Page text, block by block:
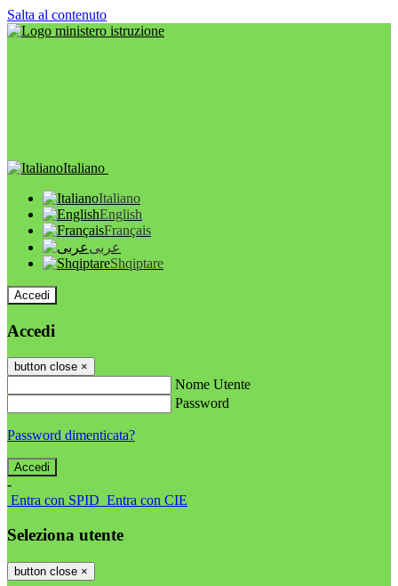
Salta al contenuto
Italiano
Italiano
English
Français
عربى
Shqiptare
Accedi
Accedi
button close ×
Nome Utente
Password
Password dimenticata?
-
Entra con SPID Entra con CIE
Seleziona utente
button close ×